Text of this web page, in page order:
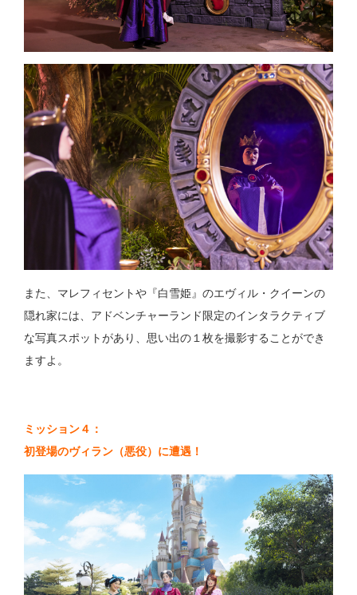
また、マレフィセントや『白雪姫』のエヴィル・クイーンの
隠れ家には、アドベンチャーランド限定のインタラクティブ
な写真スポットがあり、思い出の１枚を撮影することができ
ますよ。
ミッション４：
初登場のヴィラン（悪役）に遭遇！